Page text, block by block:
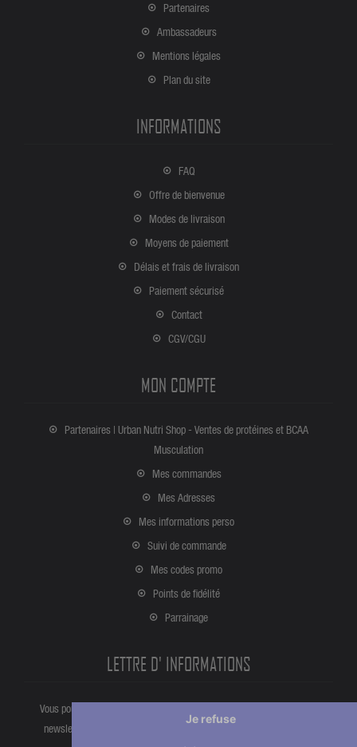
Je refuse
Partenaires
Ambassadeurs
Mentions légales
Plan du site
INFORMATIONS
FAQ
Offre de bienvenue
Modes de livraison
Moyens de paiement
Délais et frais de livraison
Paiement sécurisé
Contact
CGV/CGU
MON COMPTE
Partenaires | Urban Nutri Shop - Ventes de protéines et BCAA
Musculation
Mes commandes
Mes Adresses
Mes informations perso
Suivi de commande
Mes codes promo
Points de fidélité
Parrainage
LETTRE D' INFORMATIONS
Vous pouvez vous désinscrire à tout moment directement partir de la
newsletter. Ou bien à partir de nos informations de contact dans les